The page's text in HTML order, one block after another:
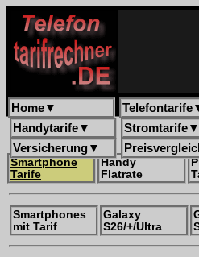
Home▼ Telefontarife
Handytarife▼ Stromtarife▼
Versicherung▼
Smartphone
Tarife
Handy
Flatrate
Smartphones
mit Tarif
Galaxy
S26/+/Ultra